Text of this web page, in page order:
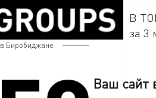
в Биробиджане
В
за 3
Ваш сайт